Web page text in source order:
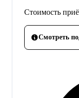
Стоимость
Смотреть